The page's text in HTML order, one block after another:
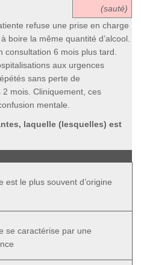
(sauté)
refuse une prise en charge
boire la même quantité d’alcool.
6 mois plus tard.
aux urgences
sans perte de
mois. Cliniquement, ces
mentale.
laquelle (lesquelles) est
est le plus souvent d’origine
se caractérise par une